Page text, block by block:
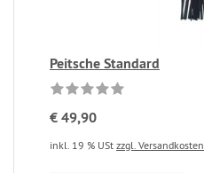
Peitsche Standard
€ 49,90
inkl. 19 % USt zzgl. Versandkosten